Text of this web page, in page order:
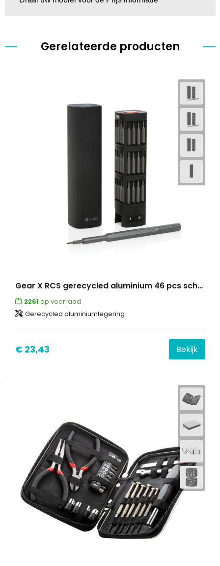
Gerelateerde producten
Gear X RCS gerecycled aluminium 46 pcs schroevendraaierset
2261 op voorraad
Gerecycled aluminiumlegering
€ 23,43 Bekijk